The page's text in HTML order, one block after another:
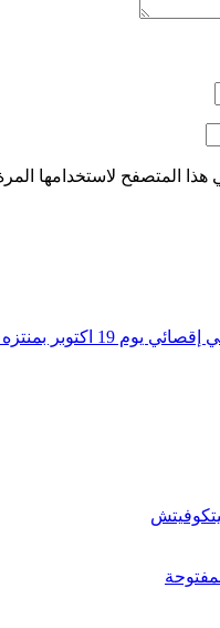
المتصفح لاستخدامها
بمنتزه الصابلات